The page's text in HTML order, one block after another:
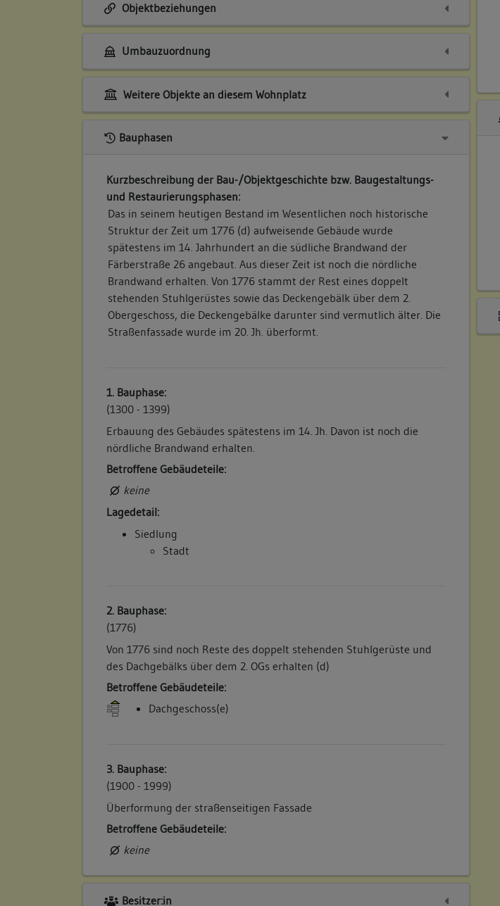
Objektbeziehungen
Umbauzuordnung
Weitere Objekte an diesem Wohnplatz
Bauphasen
Kurzbeschreibung der Bau-/Objektgeschichte bzw. Baugestaltungs-
und Restaurierungsphasen:
Das in seinem heutigen Bestand im Wesentlichen noch historische
Struktur der Zeit um 1776 (d) aufweisende Gebäude wurde
spätestens im 14. Jahrhundert an die südliche Brandwand der
Färberstraße 26 angebaut. Aus dieser Zeit ist noch die nördliche
Brandwand erhalten. Von 1776 stammt der Rest eines doppelt
stehenden Stuhlgerüstes sowie das Deckengebälk über dem 2.
Obergeschoss, die Deckengebälke darunter sind vermutlich älter. Die
Straßenfassade wurde im 20. Jh. überformt.
1. Bauphase:
(1300 - 1399)
Erbauung des Gebäudes spätestens im 14. Jh. Davon ist noch die
nördliche Brandwand erhalten.
Betroffene Gebäudeteile:
keine
Lagedetail:
Siedlung
Stadt
2. Bauphase:
(1776)
Von 1776 sind noch Reste des doppelt stehenden Stuhlgerüste und
des Dachgebälks über dem 2. OGs erhalten (d)
Betroffene Gebäudeteile:
Dachgeschoss(e)
3. Bauphase:
(1900 - 1999)
Überformung der straßenseitigen Fassade
Betroffene Gebäudeteile:
keine
Besitzer:in